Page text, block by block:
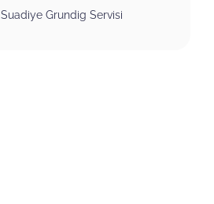
Suadiye Grundig Servisi